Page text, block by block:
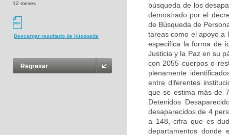
12 meses
Descargar resultado de búsqueda
Regresar
búsqueda de los
demostrado por el
de Búsqueda de
tareas como el apoyo a
especifica la forma de
Justicia y la Paz en su
con 2055 cuerpos o
plenamente
entre diferentes
que se estima más de
Detenidos
desaparecidos de 4
a 148, cifra que es
departamentos donde